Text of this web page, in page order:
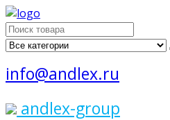
Поиск
для:
info@andlex.ru
andlex-group